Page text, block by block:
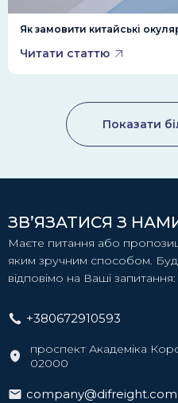
Як замовити китайські
Читати статтю
Показати
ЗВ’ЯЗАТИСЯ З
Маєте питання або
яким зручним способом.
відповімо на Ваші запитання:
+380672910593
проспект Академіка
02000
company@difreight.com